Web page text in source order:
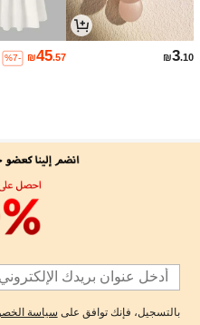
₪3.10
₪45.57
%7-
to create a premium quality silk
for everyone, starting with our
classic clothing with premium
quality...
بالتسجيل، فإنك توافق على سياسة